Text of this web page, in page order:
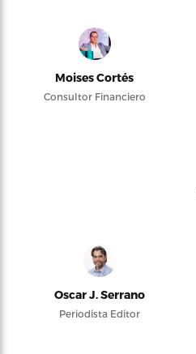
Moises Cortés
Consultor Financiero
Oscar J. Serrano
Periodista Editor